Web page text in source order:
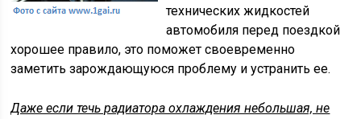
технических жидкостей
автомобиля перед поездкой
хорошее правило, это поможет своевременно
заметить зарождающуюся проблему и устранить ее.
Даже если течь радиатора охлаждения небольшая, не